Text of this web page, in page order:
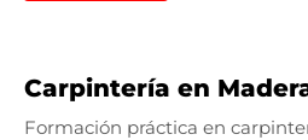
Carpintería en
Formación práctica en